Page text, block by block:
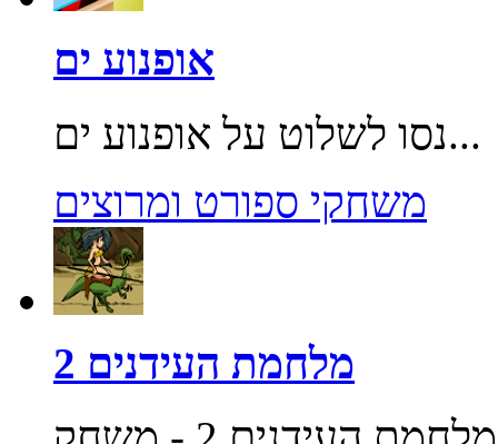
אופנוע ים
נסו לשלוט על אופנוע ים...
משחקי ספורט ומרוצים
מלחמת העידנים 2